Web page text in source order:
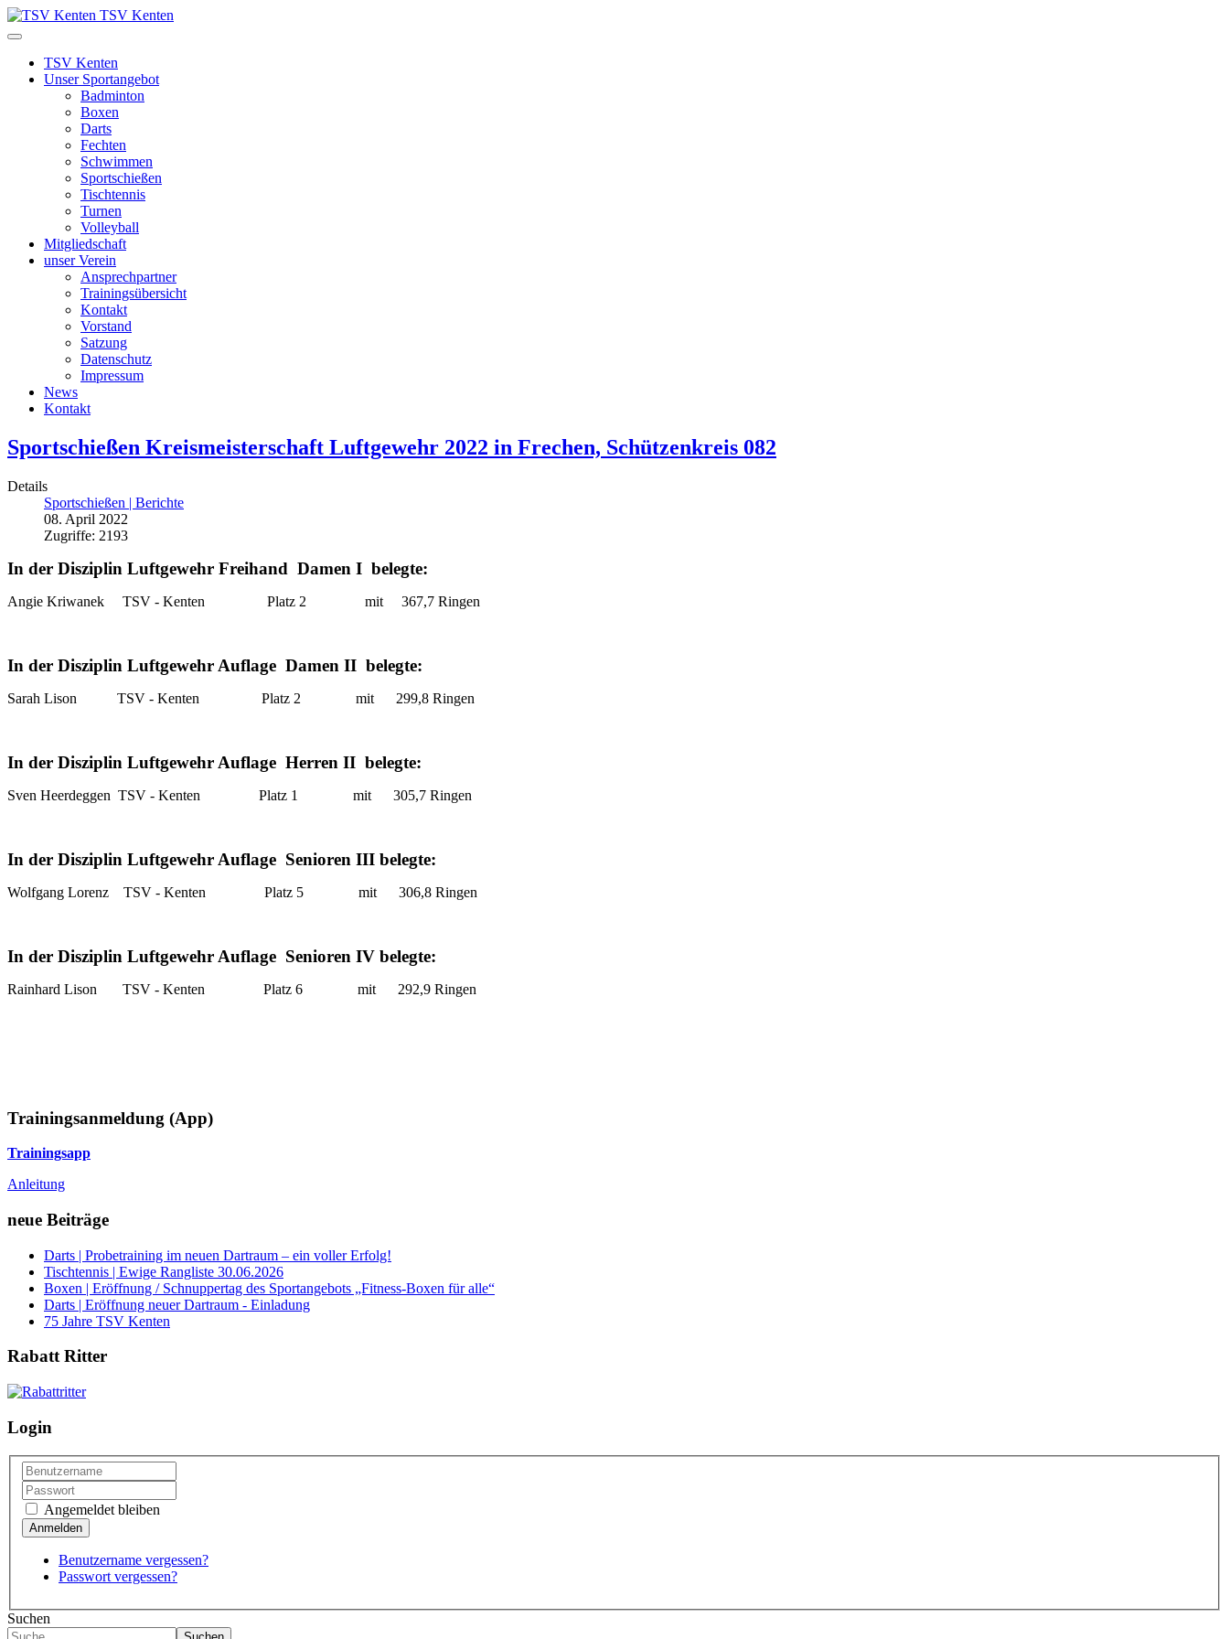
TSV Kenten
TSV Kenten
Unser Sportangebot
Badminton
Boxen
Darts
Fechten
Schwimmen
Sportschießen
Tischtennis
Turnen
Volleyball
Mitgliedschaft
unser Verein
Ansprechpartner
Trainingsübersicht
Kontakt
Vorstand
Satzung
Datenschutz
Impressum
News
Kontakt
Sportschießen Kreismeisterschaft Luftgewehr 2022 in Frechen, Schützenkreis 082
Details
Sportschießen | Berichte
08. April 2022
Zugriffe: 2193
In der Disziplin Luftgewehr Freihand Damen I belegte:
Angie Kriwanek TSV - Kenten Platz 2 mit 367,7 Ringen
In der Disziplin Luftgewehr Auflage Damen II belegte:
Sarah Lison TSV - Kenten Platz 2 mit 299,8 Ringen
In der Disziplin Luftgewehr Auflage Herren II belegte:
Sven Heerdeggen TSV - Kenten Platz 1 mit 305,7 Ringen
In der Disziplin Luftgewehr Auflage Senioren III belegte:
Wolfgang Lorenz TSV - Kenten Platz 5 mit 306,8 Ringen
In der Disziplin Luftgewehr Auflage Senioren IV belegte:
Rainhard Lison TSV - Kenten Platz 6 mit 292,9 Ringen
Trainingsanmeldung (App)
Trainingsapp
Anleitung
neue Beiträge
Darts | Probetraining im neuen Dartraum – ein voller Erfolg!
Tischtennis | Ewige Rangliste 30.06.2026
Boxen | Eröffnung / Schnuppertag des Sportangebots „Fitness-Boxen für alle“
Darts | Eröffnung neuer Dartraum - Einladung
75 Jahre TSV Kenten
Rabatt Ritter
Login
Angemeldet bleiben
Benutzername vergessen?
Passwort vergessen?
Suchen